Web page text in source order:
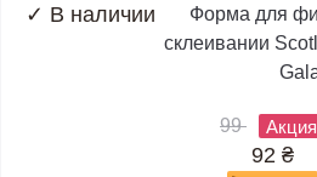
✓ В наличии
Форма для
склеивании
99 Акция
92 ₴